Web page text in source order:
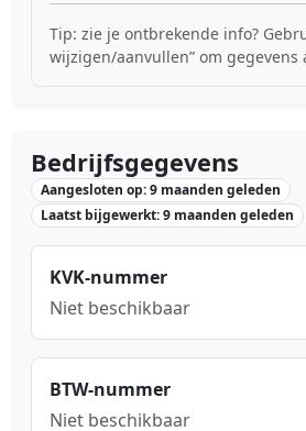
Tip: zie je ontbrekende info?
wijzigen/aanvullen” om gegevens
Bedrijfsgegevens
Aangesloten op: 9 maanden geleden
Laatst bijgewerkt: 9 maanden geleden
KVK-nummer
Niet beschikbaar
BTW-nummer
Niet beschikbaar